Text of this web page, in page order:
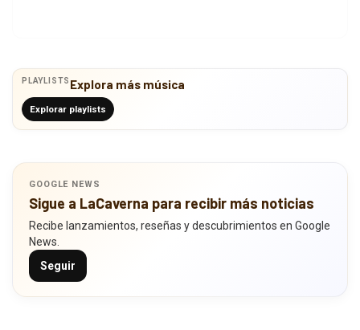
PLAYLISTS Explora más música
Explorar playlists
GOOGLE NEWS
Sigue a LaCaverna para recibir más noticias
Recibe lanzamientos, reseñas y descubrimientos en Google
News.
Seguir